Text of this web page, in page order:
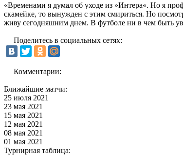
«Временами я думал об уходе из »Интера«. Но я
скамейке, то вынужден с этим смириться. Но
живу сегодняшним днем. В футболе ни в чем быть
Поделитесь в социальных сетях:
Комментарии:
Ближайшие матчи:
25 июля 2021
23 мая 2021
15 мая 2021
12 мая 2021
08 мая 2021
01 мая 2021
Турнирная таблица: